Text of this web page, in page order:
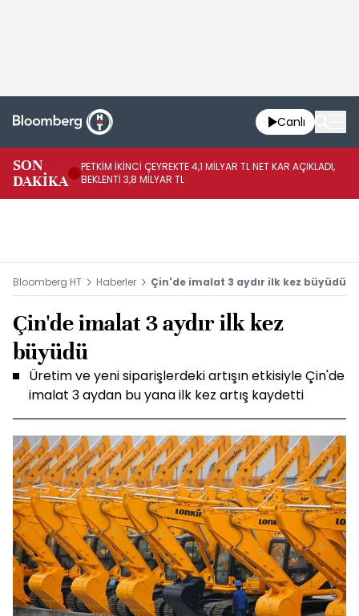
Canlı
SON
DAKİKA
PETKİM İKİNCİ ÇEYREKTE 4,1 MİLYAR TL NET KAR AÇIKLADI,
BEKLENTİ 3,8 MİLYAR TL
Bloomberg HT Haberler Çin'de imalat 3 aydır ilk kez büyüdü
Çin'de imalat 3 aydır ilk kez
büyüdü
Üretim ve yeni siparişlerdeki artışın etkisiyle Çin'de
imalat 3 aydan bu yana ilk kez artış kaydetti